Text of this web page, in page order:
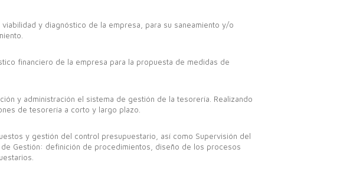
viabilidad y diagnóstico de la empresa, para su saneamiento y/o
financiero de la empresa para la propuesta de medidas de
y administración el sistema de gestión de la tesorería. Realizando
de tesorería a corto y largo plazo.
y gestión del control presupuestario, así como Supervisión del
de Gestión: definición de procedimientos, diseño de los procesos